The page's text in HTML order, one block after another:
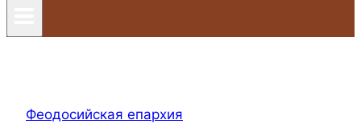
Феодосийская епархия